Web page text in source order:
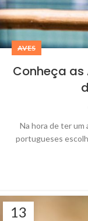
AVES
Conheça
Na hora de ter um
portugueses
13